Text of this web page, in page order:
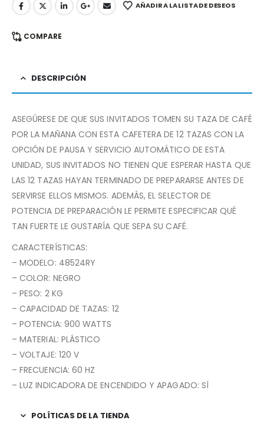
AÑADIR A LA LISTA DE DESEOS
COMPARE
DESCRIPCIÓN
ASEGÚRESE DE QUE SUS INVITADOS TOMEN SU TAZA DE CAFÉ
POR LA MAÑANA CON ESTA CAFETERA DE 12 TAZAS CON LA
OPCIÓN DE PAUSA Y SERVICIO AUTOMÁTICO DE ESTA
UNIDAD, SUS INVITADOS NO TIENEN QUE ESPERAR HASTA QUE
LAS 12 TAZAS HAYAN TERMINADO DE PREPARARSE ANTES DE
SERVIRSE ELLOS MISMOS. ADEMÁS, EL SELECTOR DE
POTENCIA DE PREPARACIÓN LE PERMITE ESPECIFICAR QUÉ
TAN FUERTE LE GUSTARÍA QUE SEPA SU CAFÉ.
CARACTERÍSTICAS:
– MODELO: 48524RY
– COLOR: NEGRO
– PESO: 2 KG
– CAPACIDAD DE TAZAS: 12
– POTENCIA: 900 WATTS
– MATERIAL: PLÁSTICO
– VOLTAJE: 120 V
– FRECUENCIA: 60 HZ
– LUZ INDICADORA DE ENCENDIDO Y APAGADO: SÍ
POLÍTICAS DE LA TIENDA